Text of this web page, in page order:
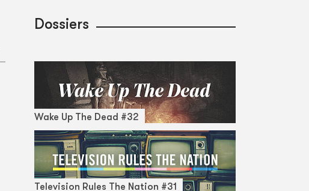
Dossiers
Wake Up The Dead #32
Television Rules The Nation #31